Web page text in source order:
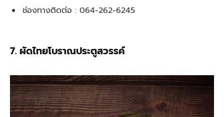
ช่องทางติดต่อ : 064-262-6245
7. ผัดไทยโบราณประตูสวรรค์